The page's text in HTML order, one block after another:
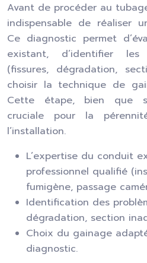
Avant de procéder au
indispensable de réaliser
Ce diagnostic permet
existant, d’identifier les
(fissures, dégradation,
choisir la technique de
Cette étape, bien que
cruciale pour la
l’installation.
L’expertise du conduit
professionnel qualifié
fumigène, passage
Identification des
dégradation, section
Choix du gainage
diagnostic.